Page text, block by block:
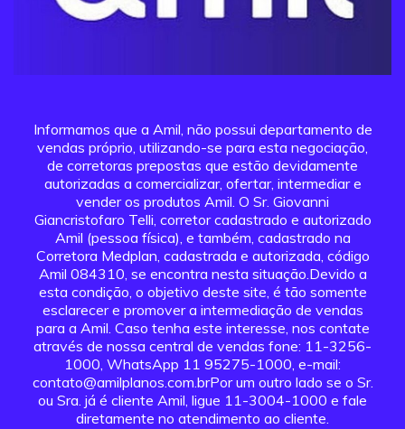
Informamos que a Amil, não possui departamento de
vendas próprio, utilizando-se para esta negociação,
de corretoras prepostas que estão devidamente
autorizadas a comercializar, ofertar, intermediar e
vender os produtos Amil. O Sr. Giovanni
Giancristofaro Telli, corretor cadastrado e autorizado
Amil (pessoa física), e também, cadastrado na
Corretora Medplan, cadastrada e autorizada, código
Amil 084310, se encontra nesta situação.Devido a
esta condição, o objetivo deste site, é tão somente
esclarecer e promover a intermediação de vendas
para a Amil. Caso tenha este interesse, nos contate
através de nossa central de vendas fone: 11-3256-
1000, WhatsApp 11 95275-1000, e-mail:
contato@amilplanos.com.brPor um outro lado se o Sr.
ou Sra. já é cliente Amil, ligue 11-3004-1000 e fale
diretamente no atendimento ao cliente.